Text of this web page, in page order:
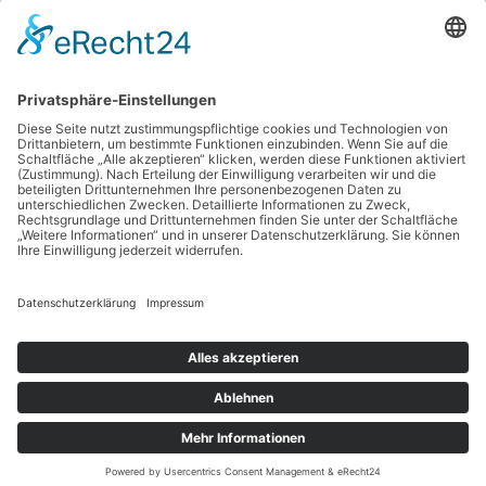
Rammschutzpoller
Transport/pb_rbo5vv25
Informieren Sie sich detaillierter zum Thema, indem Sie
folgende Beiträge aufrufen: Rammschutzpoller – damit ist die
Sicherheit perfekt Unterschiede beim Rammschutzpoller
Copyright © 2026 Technikstarter